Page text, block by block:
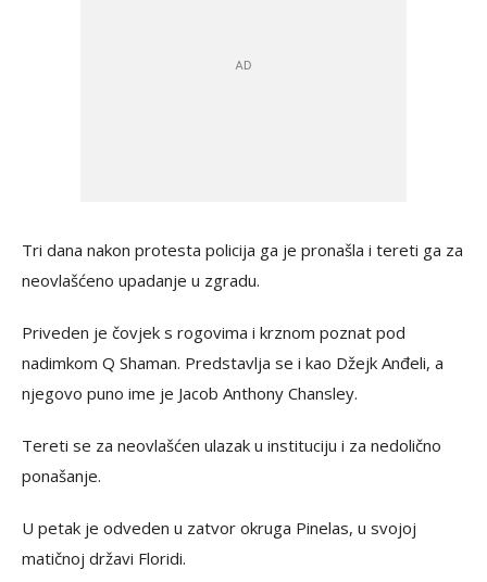
Tri dana nakon protesta policija ga je pronašla i tereti ga za
neovlašćeno upadanje u zgradu.
Priveden je čovjek s rogovima i krznom poznat pod
nadimkom Q Shaman. Predstavlja se i kao Džejk Anđeli, a
njegovo puno ime je Jacob Anthony Chansley.
Tereti se za neovlašćen ulazak u instituciju i za nedolično
ponašanje.
U petak je odveden u zatvor okruga Pinelas, u svojoj
matičnoj državi Floridi.